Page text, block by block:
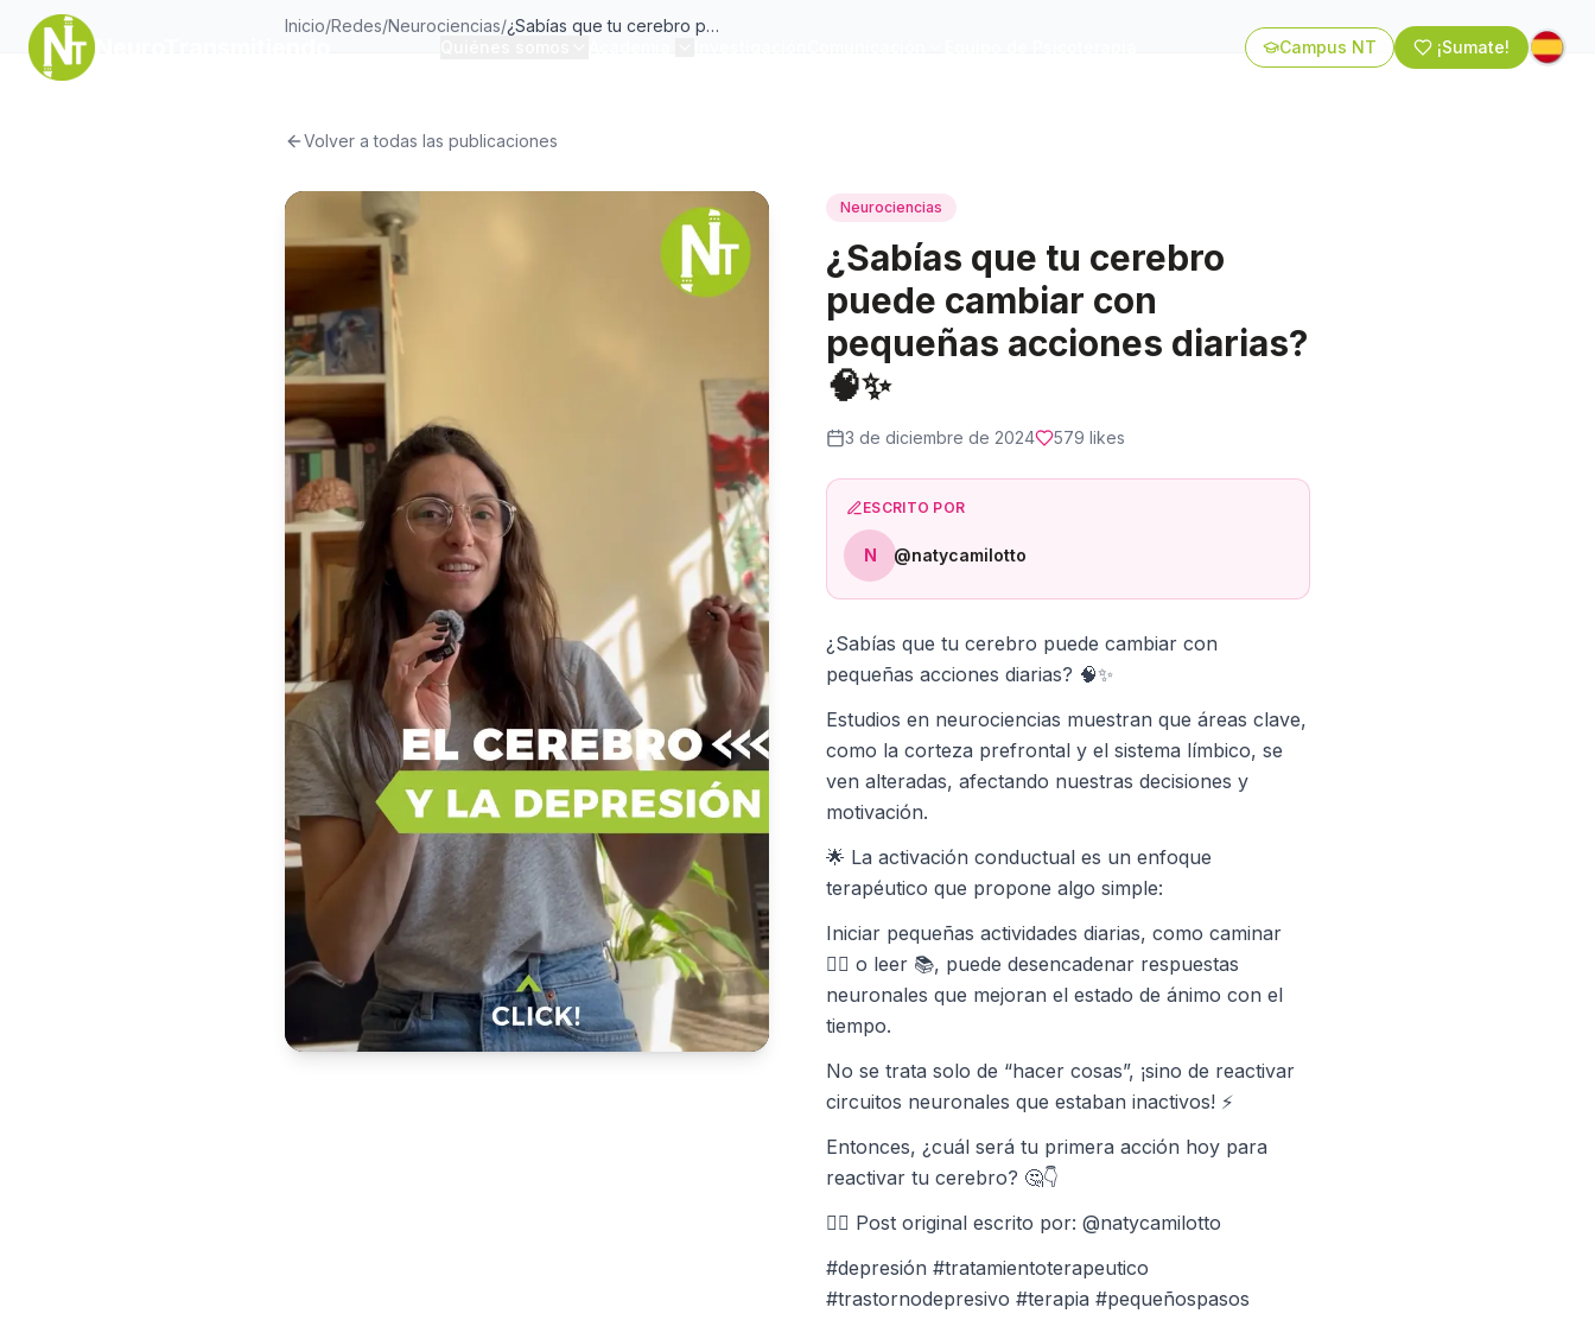
Campus NT ¡Sumate!
Inicio/Redes/Neurociencias/ ¿Sabías que tu cerebro puede cambiar con pequeñas acciones diarias? ✨
Volver a todas las publicaciones
Neurociencias
¿Sabías que tu cerebro
puede cambiar con
pequeñas acciones diarias?
🧠✨
3 de diciembre de 2024 579 likes
ESCRITO POR
N @natycamilotto
¿Sabías que tu cerebro puede cambiar con
pequeñas acciones diarias? 🧠✨
Estudios en neurociencias muestran que áreas clave,
como la corteza prefrontal y el sistema límbico, se
ven alteradas, afectando nuestras decisiones y
motivación.
🌟 La activación conductual es un enfoque
terapéutico que propone algo simple:
Iniciar pequeñas actividades diarias, como caminar
🚶‍♂️ o leer 📚, puede desencadenar respuestas
neuronales que mejoran el estado de ánimo con el
tiempo.
No se trata solo de “hacer cosas”, ¡sino de reactivar
circuitos neuronales que estaban inactivos! ⚡️
Entonces, ¿cuál será tu primera acción hoy para
reactivar tu cerebro? 🤔👇
✍🏽 Post original escrito por: @natycamilotto
#depresión #tratamientoterapeutico
#trastornodepresivo #terapia #pequeñospasos